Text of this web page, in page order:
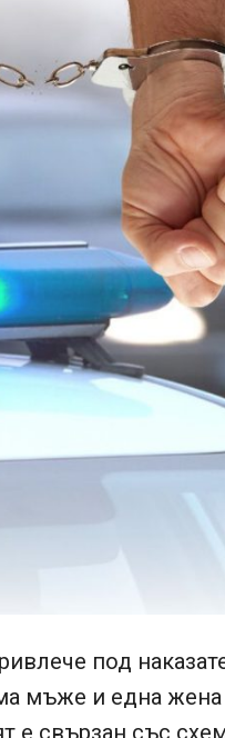
под
мъже и една жена
е свързан със